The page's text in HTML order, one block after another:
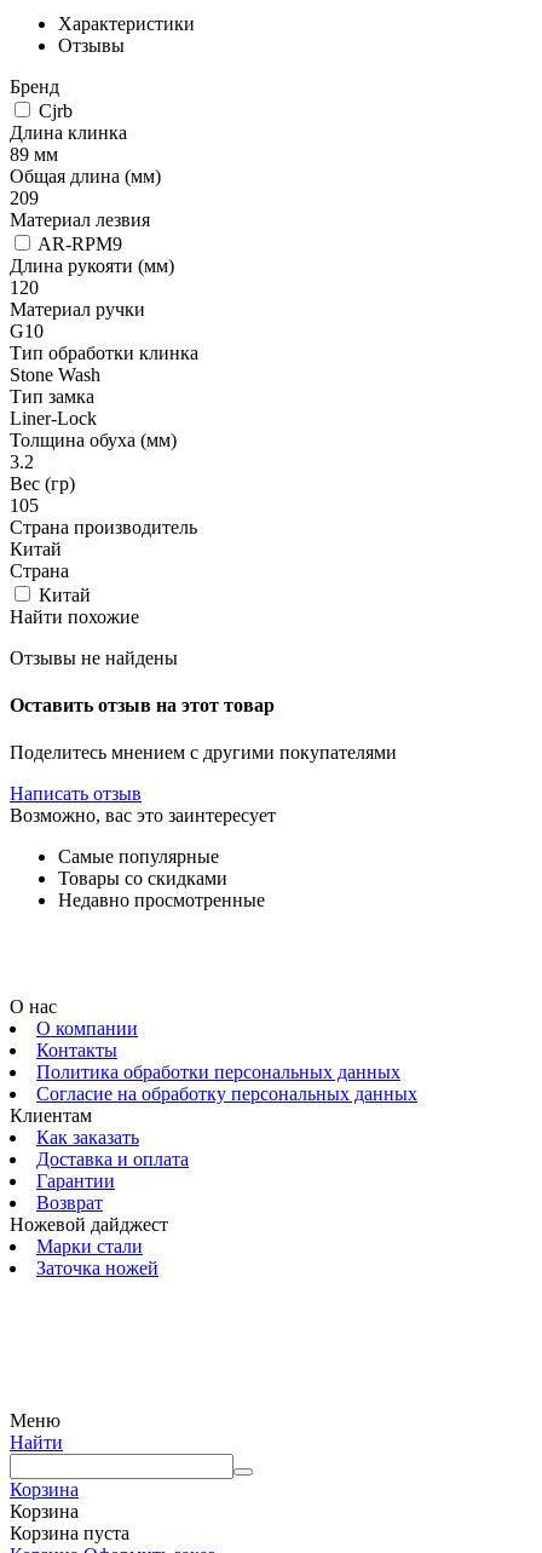
Характеристики
Отзывы
Бренд
Cjrb
Длина клинка
89 мм
Общая длина (мм)
209
Материал лезвия
AR-RPM9
Длина рукояти (мм)
120
Материал ручки
G10
Тип обработки клинка
Stone Wash
Тип замка
Liner-Lock
Толщина обуха (мм)
3.2
Вес (гр)
105
Страна производитель
Китай
Страна
Китай
Найти похожие
Отзывы не найдены
Оставить отзыв на этот товар
Поделитесь мнением с другими покупателями
Написать отзыв
Возможно, вас это заинтересует
Самые популярные
Товары со скидками
Недавно просмотренные
О нас
О компании
Контакты
Политика обработки персональных данных
Согласие на обработку персональных данных
Клиентам
Как заказать
Доставка и оплата
Гарантии
Возврат
Ножевой дайджест
Марки стали
Заточка ножей
Меню
Найти
Корзина
Корзина
Корзина пуста